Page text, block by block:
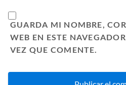
GUARDA MI NOMBRE,
WEB EN ESTE
VEZ QUE COMENTE.